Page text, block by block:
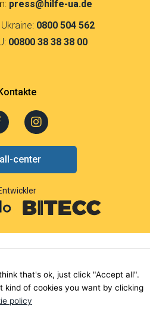
press@hilfe-ua.de
0800 504 562
00800 38 38 38 00
k
I
n
a
g
r
a
m
center
that's ok, just click "Accept all".
kind of cookies you want by clicking
policy